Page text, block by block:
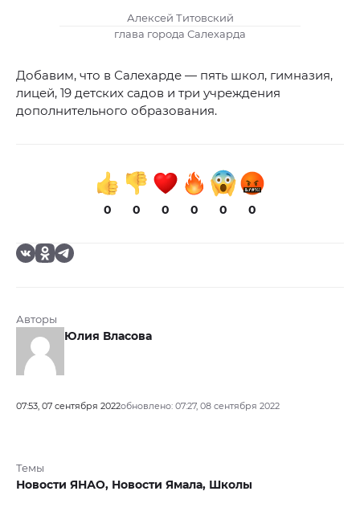
Алексей Титовский
глава города Салехарда
Добавим, что в Салехарде — пять школ, гимназия,
лицей, 19 детских садов и три учреждения
дополнительного образования.
0 0 0 0 0 0
Авторы
Юлия Власова
07:53, 07 сентября 2022обновлено: 07:27, 08 сентября 2022
Темы
Новости ЯНАО, Новости Ямала, Школы